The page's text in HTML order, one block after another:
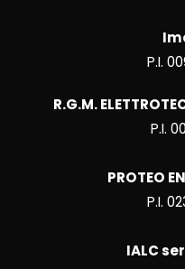
P.I.
R.G.M.
P.I.
PROTEO
P.I.
IALC